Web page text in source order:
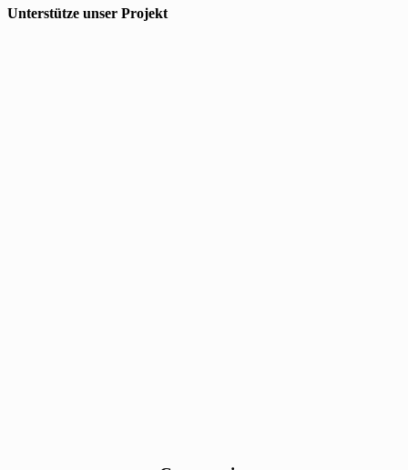
Unterstütze unser Projekt